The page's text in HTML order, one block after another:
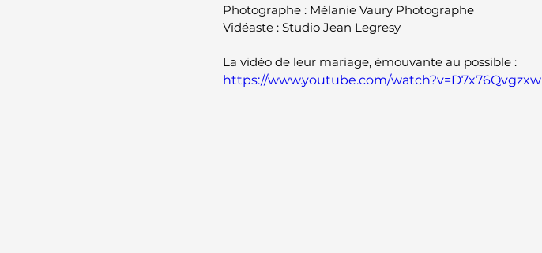
Photographe : Mélanie Vaury Photographe
Vidéaste : Studio Jean Legresy
La vidéo de leur mariage, émouvante au possible :
https://www.youtube.com/watch?v=D7x76Qvgzxw